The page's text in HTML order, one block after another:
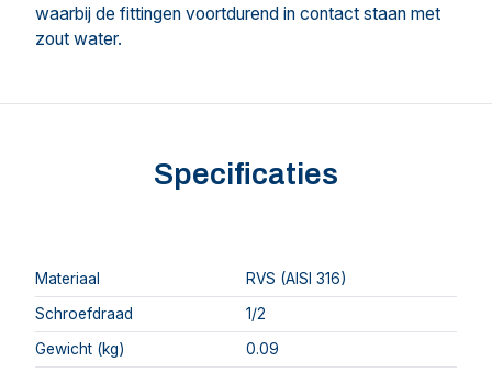
waarbij de fittingen voortdurend in contact staan met
zout water.
Specificaties
Materiaal
RVS (AISI 316)
Schroefdraad
1/2
Gewicht (kg)
0.09